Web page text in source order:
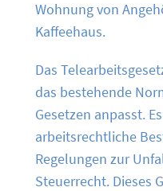
Wohnung von
Kaffeehaus.
Das
das bestehende
Gesetzen anpasst.
arbeitsrechtliche
Regelungen zur
Steuerrecht. Dieses